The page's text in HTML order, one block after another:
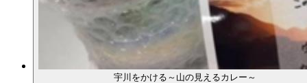
宇川をかける～山の見えるカレー～